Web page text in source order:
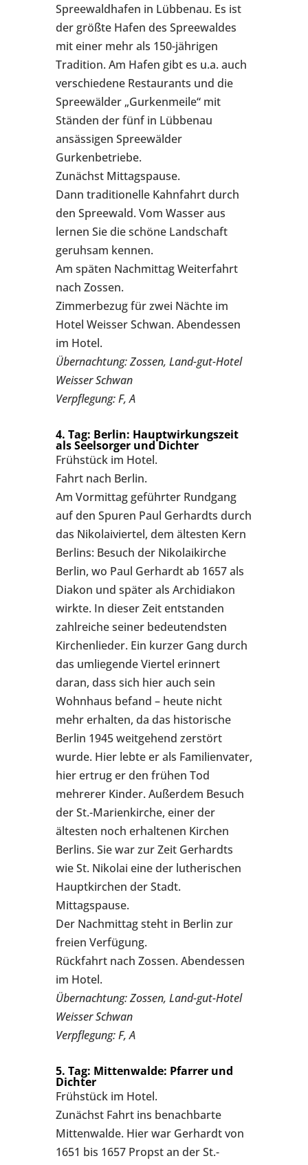
Spreewaldhafen in Lübbenau. Es ist
der größte Hafen des Spreewaldes
mit einer mehr als 150-jährigen
Tradition. Am Hafen gibt es u.a. auch
verschiedene Restaurants und die
Spreewälder „Gurkenmeile“ mit
Ständen der fünf in Lübbenau
ansässigen Spreewälder
Gurkenbetriebe.
Zunächst Mittagspause.
Dann traditionelle Kahnfahrt durch
den Spreewald. Vom Wasser aus
lernen Sie die schöne Landschaft
geruhsam kennen.
Am späten Nachmittag Weiterfahrt
nach Zossen.
Zimmerbezug für zwei Nächte im
Hotel Weisser Schwan. Abendessen
im Hotel.
Übernachtung: Zossen, Land-gut-Hotel
Weisser Schwan
Verpflegung: F, A
4. Tag: Berlin: Hauptwirkungszeit
als Seelsorger und Dichter
Frühstück im Hotel.
Fahrt nach Berlin.
Am Vormittag geführter Rundgang
auf den Spuren Paul Gerhardts durch
das Nikolaiviertel, dem ältesten Kern
Berlins: Besuch der Nikolaikirche
Berlin, wo Paul Gerhardt ab 1657 als
Diakon und später als Archidiakon
wirkte. In dieser Zeit entstanden
zahlreiche seiner bedeutendsten
Kirchenlieder. Ein kurzer Gang durch
das umliegende Viertel erinnert
daran, dass sich hier auch sein
Wohnhaus befand – heute nicht
mehr erhalten, da das historische
Berlin 1945 weitgehend zerstört
wurde. Hier lebte er als Familienvater,
hier ertrug er den frühen Tod
mehrerer Kinder. Außerdem Besuch
der St.-Marienkirche, einer der
ältesten noch erhaltenen Kirchen
Berlins. Sie war zur Zeit Gerhardts
wie St. Nikolai eine der lutherischen
Hauptkirchen der Stadt.
Mittagspause.
Der Nachmittag steht in Berlin zur
freien Verfügung.
Rückfahrt nach Zossen. Abendessen
im Hotel.
Übernachtung: Zossen, Land-gut-Hotel
Weisser Schwan
Verpflegung: F, A
5. Tag: Mittenwalde: Pfarrer und
Dichter
Frühstück im Hotel.
Zunächst Fahrt ins benachbarte
Mittenwalde. Hier war Gerhardt von
1651 bis 1657 Propst an der St.-